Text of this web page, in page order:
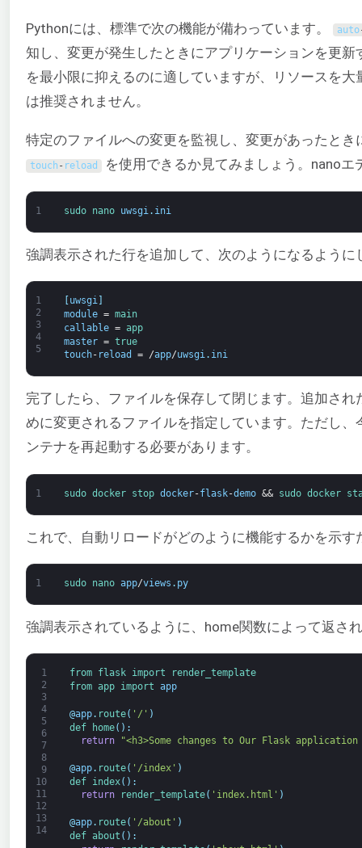
Pythonには、標準で次の機能が備わっています。 auto
知し、変更が発生したときにアプリケーションを更
を最小限に抑えるのに適していますが、リソースを
は推奨されません。
特定のファイルへの変更を監視し、変更があったと
touch - reload を使用できるか見てみましょう。nanoエ
1 sudo nano uwsgi . ini
強調表示された行を追加して、次のようになるように
1
2
3
4
5
uwsgi]
module = main
callable = app
master = true
touch- reload = /app/uwsgi. ini
完了したら、ファイルを保存して閉じます。追加さ
めに変更されるファイルを指定しています。ただし
ンテナを再起動する必要があります。
1 sudo docker stop docker-flask-demo && sudo docker
これで、自動リロードがどのように機能するかを示
1 sudo nano app/views . py
強調表示されているように、home関数によって返さ
1
2
3
4
5
6
7
8
9
10
11
12
13
14
from flask import
render_template
from app import app
@app. route( '/' )
def
home( ) :
return
"<h3>Some changes to Our Flask
@app. route( '/index' )
def index( ) :
return
render_template( 'index.html' )
@app. route( '/about' )
def about ( ) :